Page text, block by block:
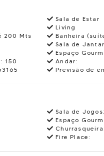
Sala de Estar
Living
200 Mts
Banheira
Sala de Jantar
Espaço
150
Andar:
Previsão de
Sala de Jogos:
Espaço
Churrasqueira:
Fire Place: